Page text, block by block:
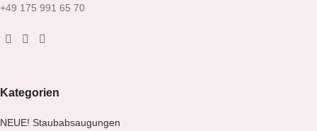
+49 175 991 65 70
Kategorien
NEUE! Staubabsaugungen